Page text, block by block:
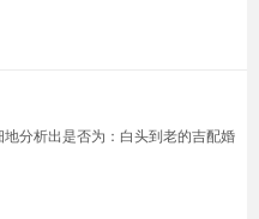
分析出是否为：白头到老的吉配婚